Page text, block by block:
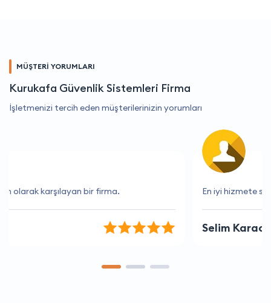
MÜŞTERİ YORUMLARI
Kurukafa Güvenlik Sistemleri Firma
İşletmenizi tercih eden müşterilerinizin yorumları
En iyi hizmete sahip firma.